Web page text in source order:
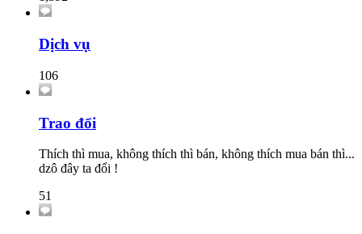
Dịch vụ
106
Trao đổi
Thích thì mua, không thích thì bán, không thích mua bán thì...
dzô đây ta đổi !
51